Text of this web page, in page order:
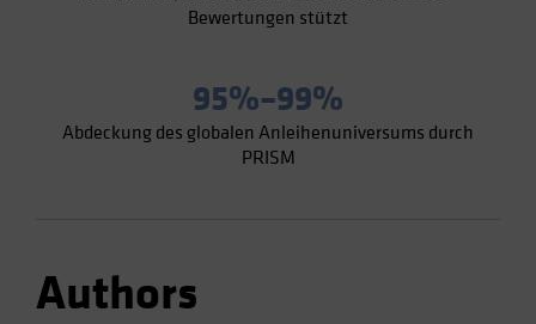
Bewertungen stützt
95%–99%
Abdeckung des globalen Anleihenuniversums durch
PRISM
Authors